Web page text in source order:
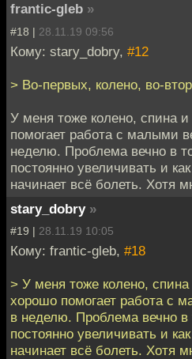
frantic-gleb »
#18 | 28.11.19 09:56
Кому: stary_dobry, #12
> Во-первых, колено, во-
У меня тоже колено, спина
помогает работа с малыми
неделю. Проблема вечно в
постоянно увеличивать и
начинает всё болеть. Хотя
stary_dobry »
#19 | 28.11.19 10:05
Кому: frantic-gleb, #18
> У меня тоже колено,
хорошо помогает работа с
в неделю. Проблема вечно в
постоянно увеличивать и
начинает всё болеть. Хотя